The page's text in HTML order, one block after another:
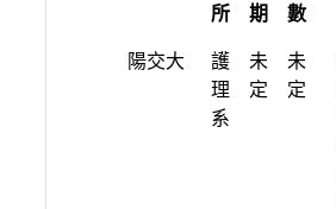
所
期
數
學校
系
所
日
期
人
數
陽交大
護
理
系
未
定
未
定